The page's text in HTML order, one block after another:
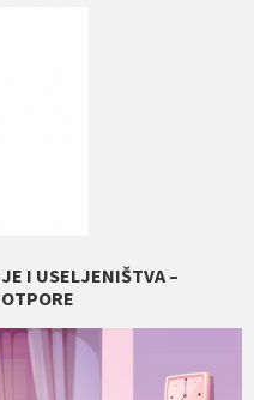
I USELJENIŠTVA –